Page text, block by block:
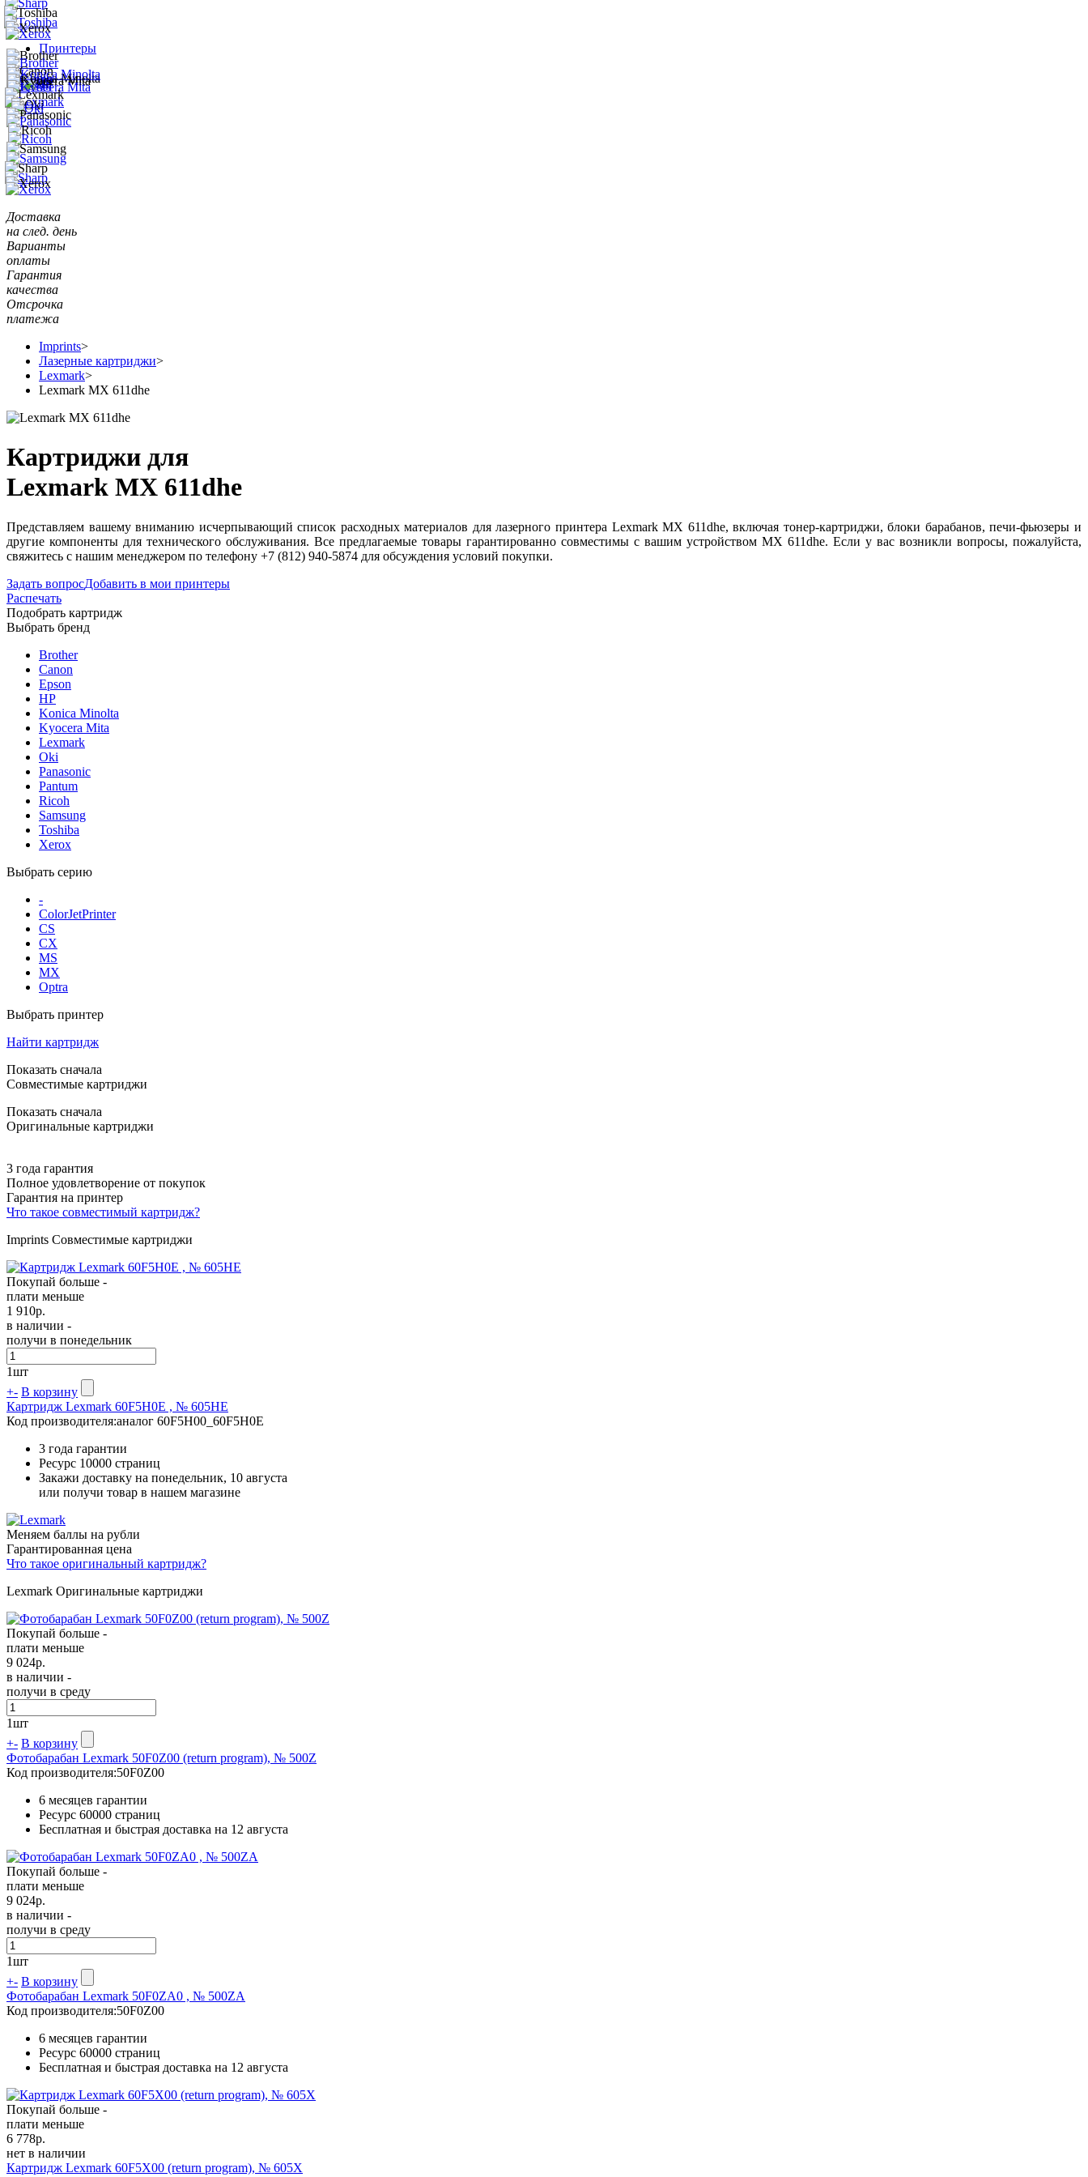
Принтеры
Доставка
на след. день
Варианты
оплаты
Гарантия
качества
Отсрочка
платежа
Imprints>
Лазерные картриджи>
Lexmark>
Lexmark MX 611dhe
Картриджи для
Lexmark MX 611dhe
Представляем вашему вниманию исчерпывающий список расходных материалов для лазерного принтера Lexmark MX 611dhe, включая тонер-картриджи, блоки барабанов, печи-фьюзеры и
другие компоненты для технического обслуживания. Все предлагаемые товары гарантированно совместимы с вашим устройством MX 611dhe. Если у вас возникли вопросы, пожалуйста,
свяжитесь с нашим менеджером по телефону +7 (812) 940-5874 для обсуждения условий покупки.
Задать вопросДобавить в мои принтеры
Распечать
Подобрать картридж
Выбрать бренд
Brother
Canon
Epson
HP
Konica Minolta
Kyocera Mita
Lexmark
Oki
Panasonic
Pantum
Ricoh
Samsung
Toshiba
Xerox
Выбрать серию
-
ColorJetPrinter
CS
CX
MS
MX
Optra
Выбрать принтер
Найти картридж
Показать сначала
Совместимые картриджи
Показать сначала
Оригинальные картриджи
3 года гарантия
Полное удовлетворение от покупок
Гарантия на принтер
Что такое совместимый картридж?
Imprints Совместимые картриджи
Покупай больше -
плати меньше
1 910р.
в наличии -
получи в понедельник
1шт
+- В корзину
Картридж Lexmark 60F5H0E , № 605HE
Код производителя:аналог 60F5H00_60F5H0E
3 года гарантии
Ресурс 10000 страниц
Закажи доставку на понедельник, 10 августа
или получи товар в нашем магазине
Меняем баллы на рубли
Гарантированная цена
Что такое оригинальный картридж?
Lexmark Оригинальные картриджи
Покупай больше -
плати меньше
9 024р.
в наличии -
получи в среду
1шт
+- В корзину
Фотобарабан Lexmark 50F0Z00 (return program), № 500Z
Код производителя:50F0Z00
6 месяцев гарантии
Ресурс 60000 страниц
Бесплатная и быстрая доставка на 12 августа
Покупай больше -
плати меньше
9 024р.
в наличии -
получи в среду
1шт
+- В корзину
Фотобарабан Lexmark 50F0ZA0 , № 500ZA
Код производителя:50F0Z00
6 месяцев гарантии
Ресурс 60000 страниц
Бесплатная и быстрая доставка на 12 августа
Покупай больше -
плати меньше
6 778р.
нет в наличии
Картридж Lexmark 60F5X00 (return program), № 605X